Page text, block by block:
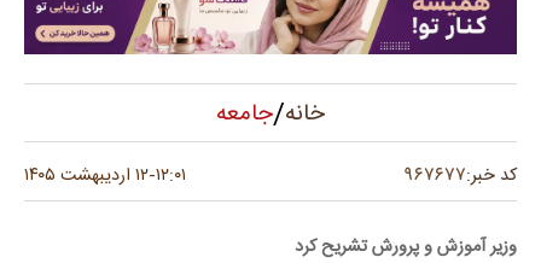
خانه/جامعه
کد خبر:۹۶۷۶۷۷ ۱۲:۰۱-۱۲ اردیبهشت ۱۴۰۵
وزیر آموزش و پرورش تشریح کرد